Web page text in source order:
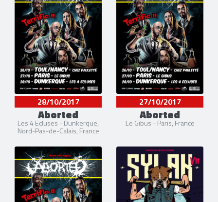
28/10/2017
Aborted
Les 4 Ecluses - Dunkerque,
Nord-Pas-de-Calais, France
27/10/2017
Aborted
Le Gibus - Paris, France